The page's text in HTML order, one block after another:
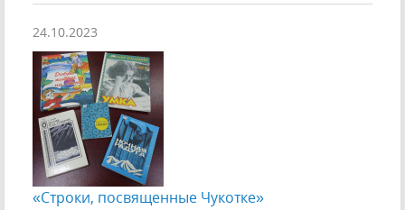
24.10.2023
«Строки, посвященные Чукотке»